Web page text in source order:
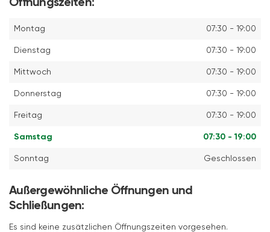
Öffnungszeiten:
Montag 07:30 - 19:00
Dienstag 07:30 - 19:00
Mittwoch 07:30 - 19:00
Donnerstag 07:30 - 19:00
Freitag 07:30 - 19:00
Samstag 07:30 - 19:00
Sonntag Geschlossen
Außergewöhnliche Öffnungen und
Schließungen:
Es sind keine zusätzlichen Öffnungszeiten vorgesehen.